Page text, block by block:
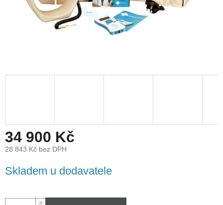
34 900 Kč
28 843 Kč bez DPH
cena:
Skladem u dodavatele